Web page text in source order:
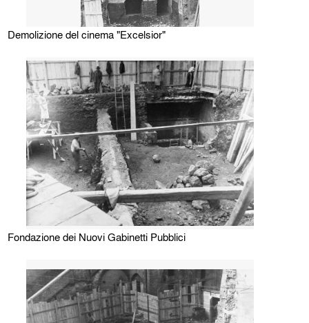
Demolizione del cinema "Excelsior"
Fondazione dei Nuovi Gabinetti Pubblici